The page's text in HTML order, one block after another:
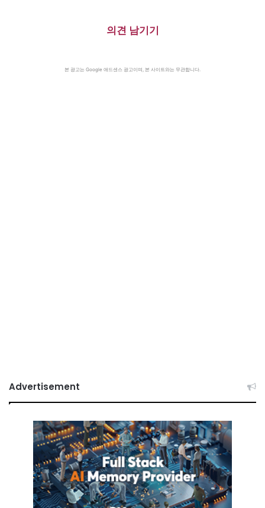
의견 남기기
본 광고는 Google 애드센스 광고이며, 본 사이트와는 무관합니다.
Advertisement